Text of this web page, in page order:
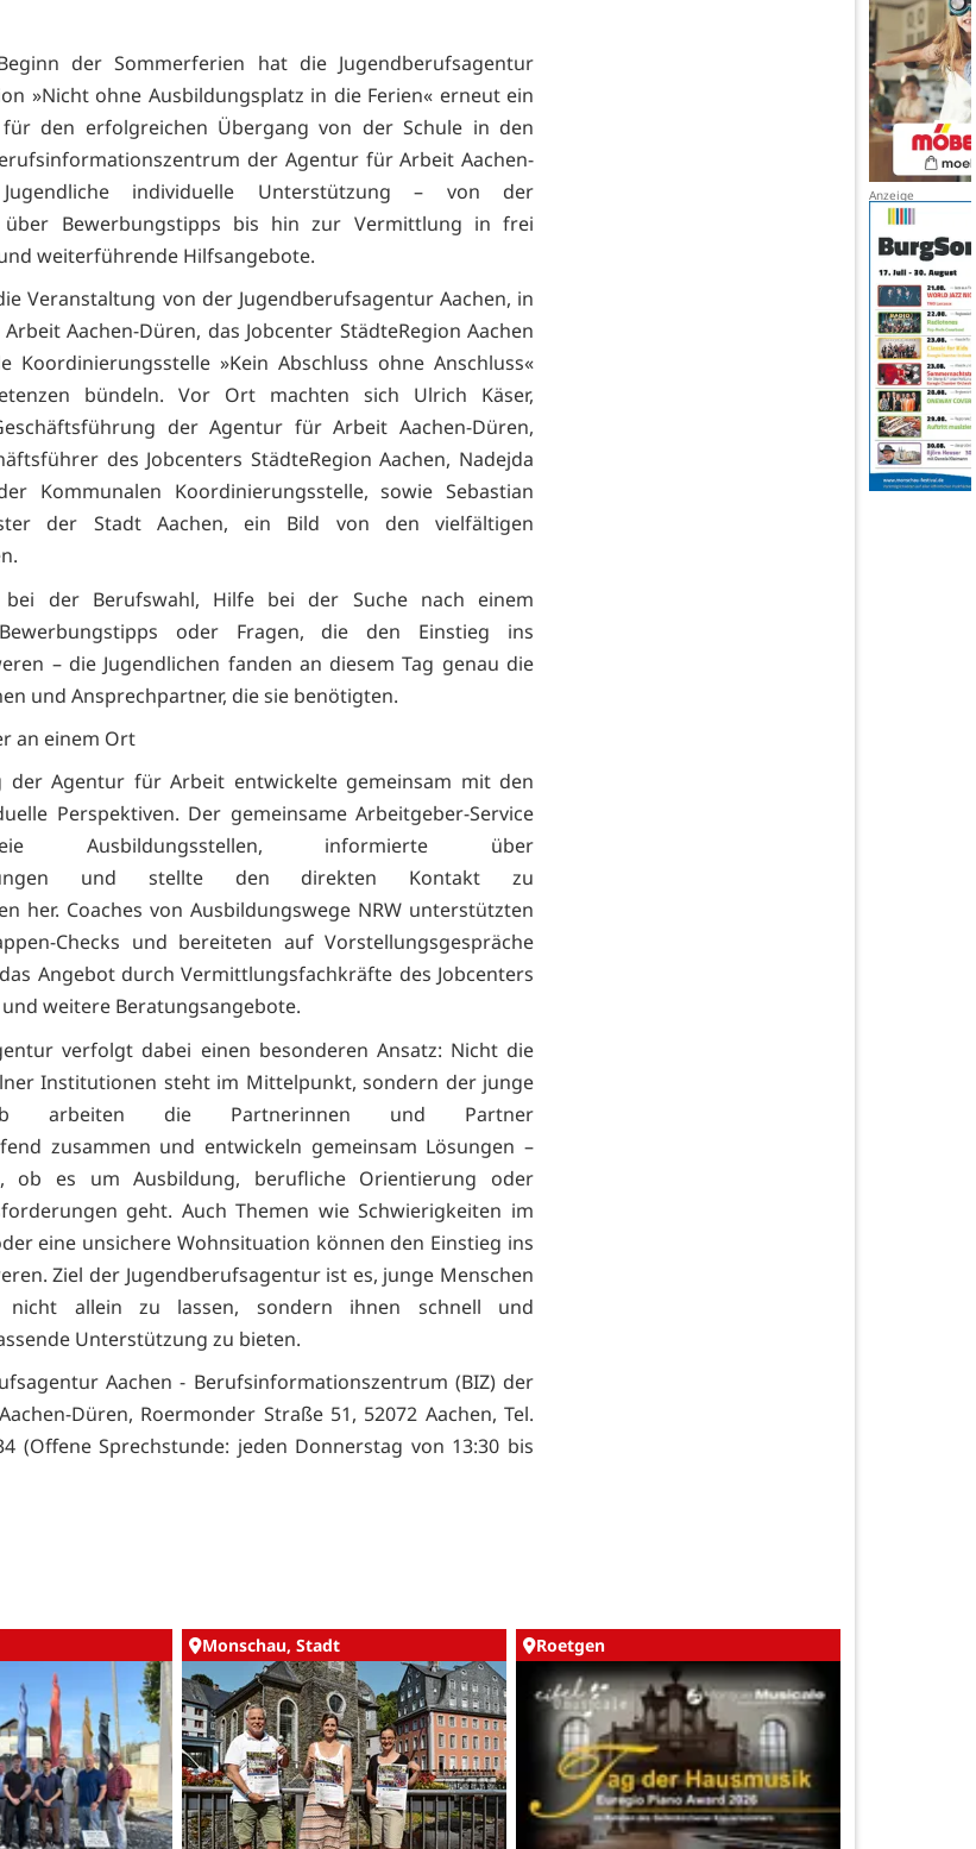
der Sommerferien hat die Jugendberufsagentur
»Nicht ohne Ausbildungsplatz in die Ferien« erneut ein
für den erfolgreichen Übergang von der Schule in den
der Agentur für Arbeit Aachen-
individuelle Unterstützung – von der
über Bewerbungstipps bis hin zur Vermittlung in frei
weiterführende Hilfsangebote.
Veranstaltung von der Jugendberufsagentur Aachen, in
Aachen-Düren, das Jobcenter StädteRegion Aachen
Koordinierungsstelle »Kein Abschluss ohne Anschluss«
bündeln. Vor Ort machten sich Ulrich Käser,
der Agentur für Arbeit Aachen-Düren,
des Jobcenters StädteRegion Aachen, Nadejda
Kommunalen Koordinierungsstelle, sowie Sebastian
der Stadt Aachen, ein Bild von den vielfältigen
der Berufswahl, Hilfe bei der Suche nach einem
oder Fragen, die den Einstieg ins
– die Jugendlichen fanden an diesem Tag genau die
und Ansprechpartner, die sie benötigten.
an einem Ort
der Agentur für Arbeit entwickelte gemeinsam mit den
Perspektiven. Der gemeinsame Arbeitgeber-Service
Ausbildungsstellen, informierte über
und stellte den direkten Kontakt zu
her. Coaches von Ausbildungswege NRW unterstützten
Checks und bereiteten auf Vorstellungsgespräche
Angebot durch Vermittlungsfachkräfte des Jobcenters
weitere Beratungsangebote.
verfolgt dabei einen besonderen Ansatz: Nicht die
Institutionen steht im Mittelpunkt, sondern der junge
arbeiten die Partnerinnen und Partner
zusammen und entwickeln gemeinsam Lösungen –
ob es um Ausbildung, berufliche Orientierung oder
geht. Auch Themen wie Schwierigkeiten im
eine unsichere Wohnsituation können den Einstieg ins
Ziel der Jugendberufsagentur ist es, junge Menschen
allein zu lassen, sondern ihnen schnell und
Unterstützung zu bieten.
Aachen - Berufsinformationszentrum (BIZ) der
Düren, Roermonder Straße 51, 52072 Aachen, Tel.
(Offene Sprechstunde: jeden Donnerstag von 13:30 bis
Monschau, Stadt Roetgen